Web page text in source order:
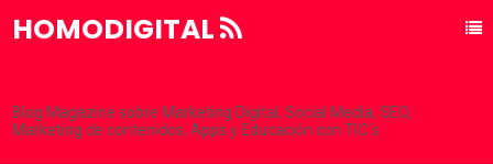
HOMODIGITAL
Blog Magazine sobre Marketing Digital, Social Media, SEO,
Marketing de contenidos, Apps y Educación con TIC´s